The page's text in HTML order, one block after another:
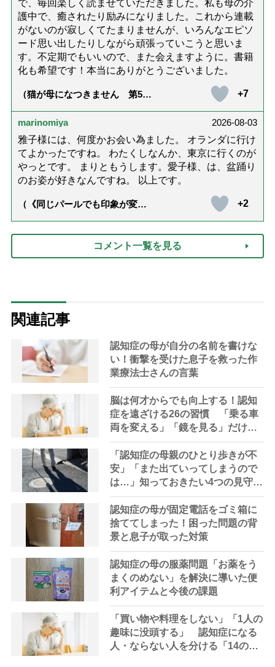
で、毎回楽しく読ませていただきました。私も母の介
護中で、癒されたり励みになりました。これから連載
がないのが寂しくてたまりませんが、いろんなエピソ
ード思い出したりしながら頑張っていこうと思いま
す。不定期でもいいので、また会えますように。書籍
化も希望です！本当にありがとうございました。
（猫が母になつきません 第500
+7
marinomiya
2026-08-03
雅子様には、何度かお会い為ました。 オランダに行け
てよかったですね。 わたくしなんか、東京に行くのが
やっとです。 まりともうします。愛子様、は、盆踊り
のお姿が好きなんですね。 以上です。
（《同じパールでも印象が変
の夏ネックレス」上品＆涼しげ
に見せる4つの法則）
+2
コメント一覧を見る
関連記事
認知症の母が自分の名前を書けな
い！衝撃を受けた息子を救った作
業療法士さんの言葉
脳は何才からでも向上する！認知
症を遠ざける26の習慣 「乗る車
両を変える」「鏡を見る」だけで
も脳は刺激される
「認知症の母親のひとり歩きが不
安」「また出ていってしまうので
は…」知っておきたい4つの見守り
方法やサービスを専門家が解説
認知症の母が固定電話をゴミ箱に
捨ててしまった！困った問題の背
景と息子が取った対策
認知症の母の服薬問題「お薬をう
まくのめない」を解決に導いた便
利アイテムと今後の課題
「買い物や料理をしない」「1人の
趣味に没頭する」 認知症になる
人・ならない人を分ける「14のNG